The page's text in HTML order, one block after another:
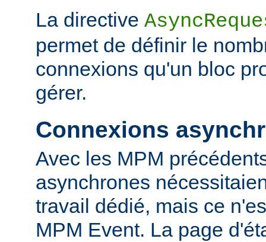
La directive
permet de définir le
connexions qu'un bloc
gérer.
Connexions
Avec les MPM
asynchrones
travail dédié, mais ce
MPM Event. La page